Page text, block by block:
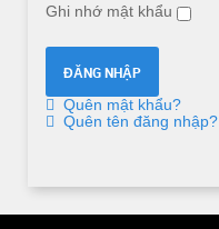
Ghi nhớ mật khẩu
Quên mật khẩu?
Quên tên đăng nhập?